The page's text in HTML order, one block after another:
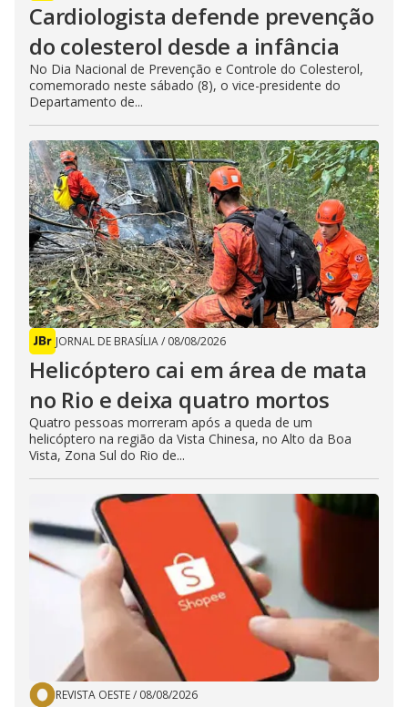
Cardiologista defende prevenção
do colesterol desde a infância
No Dia Nacional de Prevenção e Controle do Colesterol,
comemorado neste sábado (8), o vice-presidente do
Departamento de...
JORNAL DE BRASÍLIA/ 08/08/2026
Helicóptero cai em área de mata
no Rio e deixa quatro mortos
Quatro pessoas morreram após a queda de um
helicóptero na região da Vista Chinesa, no Alto da Boa
Vista, Zona Sul do Rio de...
REVISTA OESTE/ 08/08/2026